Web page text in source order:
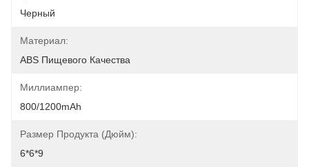
Черный
Материал:
ABS Пищевого Качества
Миллиампер:
800/1200mAh
Размер Продукта (дюйм):
6*6*9